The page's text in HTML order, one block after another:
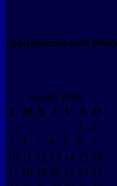
¡Alojamiento web
agosto 2026
L M X J V S D
1
2
3
4 5 6 7 8
9
10 11 12 13 14 15 16
17 18 19 20 21 22 23